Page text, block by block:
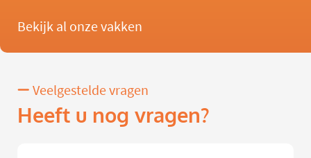
Bekijk al onze vakken
Veelgestelde vragen
Heeft u nog vragen?